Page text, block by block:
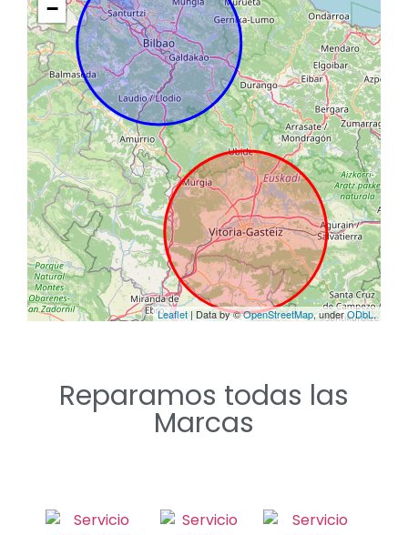
Reparamos todas las
Marcas